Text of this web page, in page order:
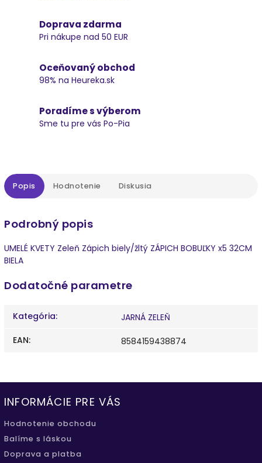
Doprava zdarma
Pri nákupe nad 50 EUR
Oceňovaný obchod
98% na Heureka.sk
Poradíme s výberom
Sme tu pre vás Po-Pia
Popis Hodnotenie Diskusia
Podrobný popis
UMELÉ KVETY Zeleň Zápich biely/žltý ZÁPICH BOBUĽKY x5 32CM
BIELA
Dodatočné parametre
Kategória:
JARNÁ ZELEŇ
EAN: 8584159438874
INFORMÁCIE PRE VÁS
Hodnotenie obchodu
Balíme s láskou
Doprava a platba